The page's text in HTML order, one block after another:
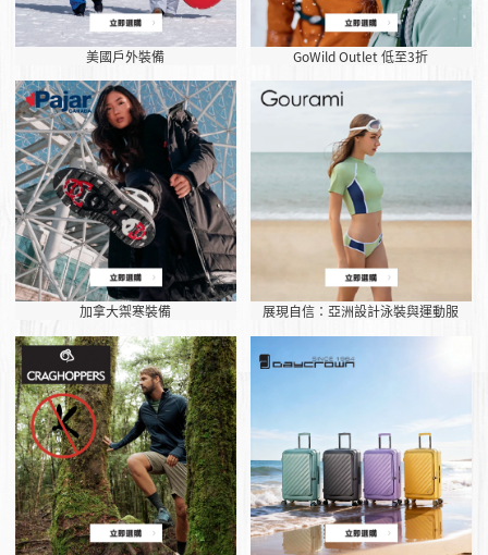
美國戶外裝備 GoWild Outlet 低至3折
加拿大禦寒裝備 展現自信：亞洲設計泳裝與運動服